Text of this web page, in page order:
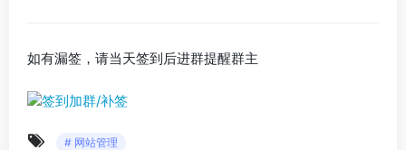
如有漏签，请当天签到后进群提醒群主
# 网站管理